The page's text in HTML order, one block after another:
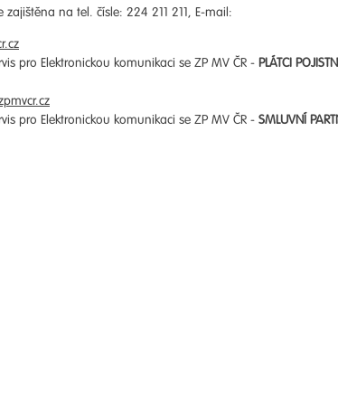
zajištěna na tel. čísle: 224 211 211, E-mail:
pro Elektronickou komunikaci se ZP MV ČR - PLÁTCI
pro Elektronickou komunikaci se ZP MV ČR - SMLUVNÍ